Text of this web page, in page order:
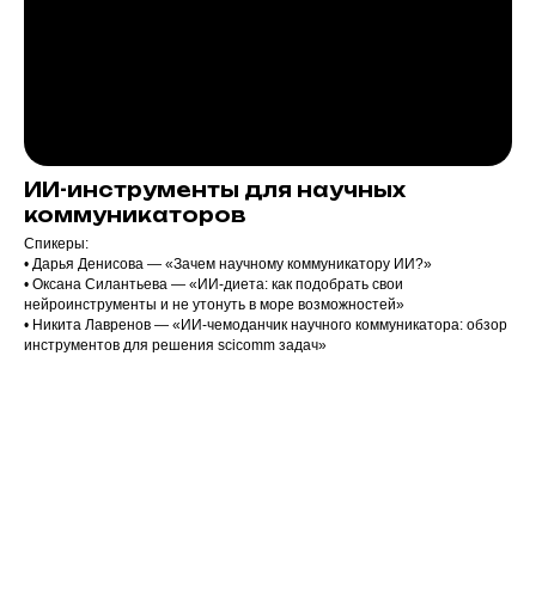
ИИ-инструменты для научных
коммуникаторов
Спикеры:
• Дарья Денисова — «Зачем научному коммуникатору ИИ?»
• Оксана Силантьева — «ИИ-диета: как подобрать свои
нейроинструменты и не утонуть в море возможностей»
• Никита Лавренов — «ИИ-чемоданчик научного коммуникатора: обзор
инструментов для решения scicomm задач»